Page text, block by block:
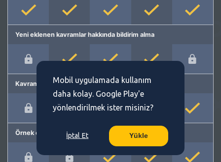
Yeni eklenen kavramlar hakkında bildirim alma
Kavram önerme
Örnek cümleler
Mobil uygulamada kullanım
daha kolay. Google Play'e
yönlendirilmek ister misiniz?
İptal Et Yükle